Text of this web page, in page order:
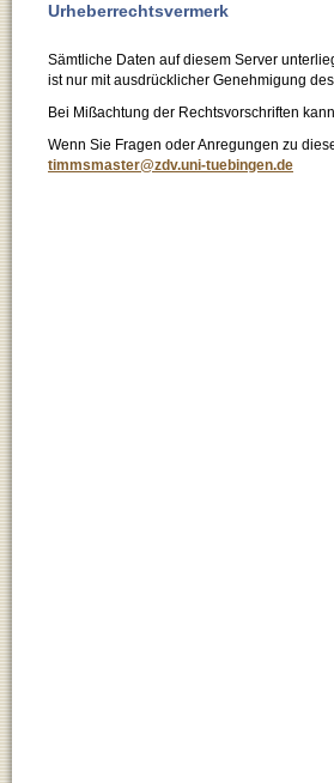
Urheberrechtsvermerk
Sämtliche Daten auf diesem Server
ist nur mit ausdrücklicher Genehmigung
Bei Mißachtung der Rechtsvorschriften
Wenn Sie Fragen oder Anregungen zu
timmsmaster@zdv.uni-tuebingen.de